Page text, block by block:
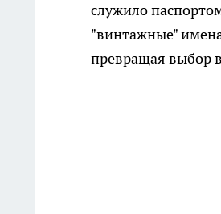
служило
"винтажные"
превращая выбор